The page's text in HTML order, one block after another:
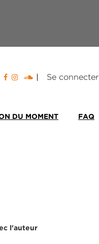
Se connecter
DU MOMENT FAQ
l'auteur